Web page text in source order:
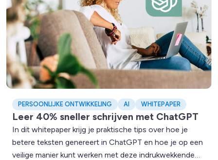
PERSOONLIJKE ONTWIKKELING AI WHITEPAPER
Leer 40% sneller schrijven met ChatGPT
In dit whitepaper krijg je praktische tips over hoe je
betere teksten genereert in ChatGPT en hoe je op een
veilige manier kunt werken met deze indrukwekkende